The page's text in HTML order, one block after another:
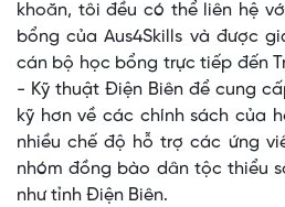
khoăn, tôi đều có thể liên hệ
bổng của Aus4Skills và được
cán bộ học bổng trực tiếp đến
- Kỹ thuật Điện Biên để cung
kỹ hơn về các chính sách của
nhiều chế độ hỗ trợ các ứng
nhóm đồng bào dân tộc thiểu
như tỉnh Điện Biên.